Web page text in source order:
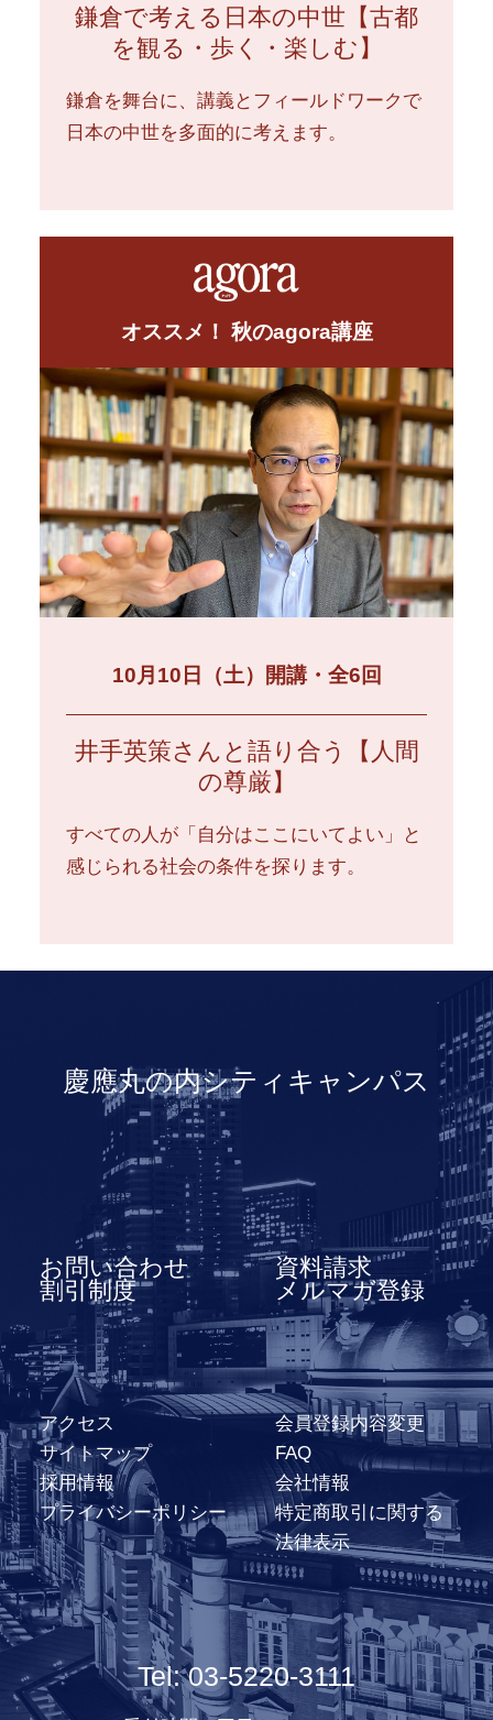
鎌倉で考える日本の中世【古都
を観る・歩く・楽しむ】
鎌倉を舞台に、講義とフィールドワークで
日本の中世を多面的に考えます。
オススメ！ 秋のagora講座
10月10日（土）開講・全6回
井手英策さんと語り合う【人間
の尊厳】
すべての人が「自分はここにいてよい」と
感じられる社会の条件を探ります。
慶應丸の内シティキャンパス
お問い合わせ
資料請求
割引制度
メルマガ登録
アクセス
会員登録内容変更
サイトマップ
FAQ
採用情報
会社情報
プライバシーポリシー
特定商取引に関する
法律表示
Tel: 03-5220-3111